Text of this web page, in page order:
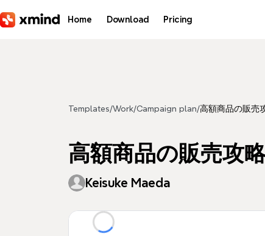
Home Download Pricing
Templates/Work/Campaign plan/高額商品の販売
高額商品の販売攻
Keisuke Maeda